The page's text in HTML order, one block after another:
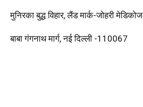
मुनिरका बुद्ध विहार, लैंड मार्क-जोहरी मेडिकोज
बाबा गंगनाथ मार्ग, नई दिल्ली -110067